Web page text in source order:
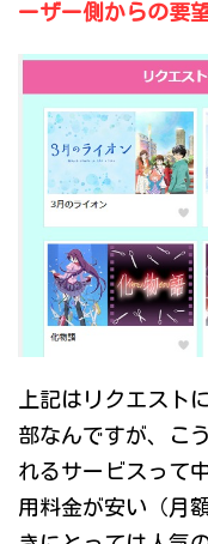
ーザー側からの要
上記はリクエスト
部なんですが、こ
れるサービスって
用料金が安い（月